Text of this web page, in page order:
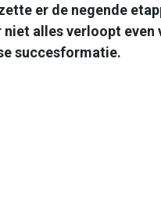
er de negende
niet alles verloopt even
succesformatie.